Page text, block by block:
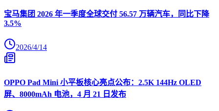
宝马集团 2026 年一季度全球交付 56.57 万辆汽车，同比下降
3.5%
2026/4/14
OPPO Pad Mini 小平板核心亮点公布：2.5K 144Hz OLED
屏、8000mAh 电池，4 月 21 日发布